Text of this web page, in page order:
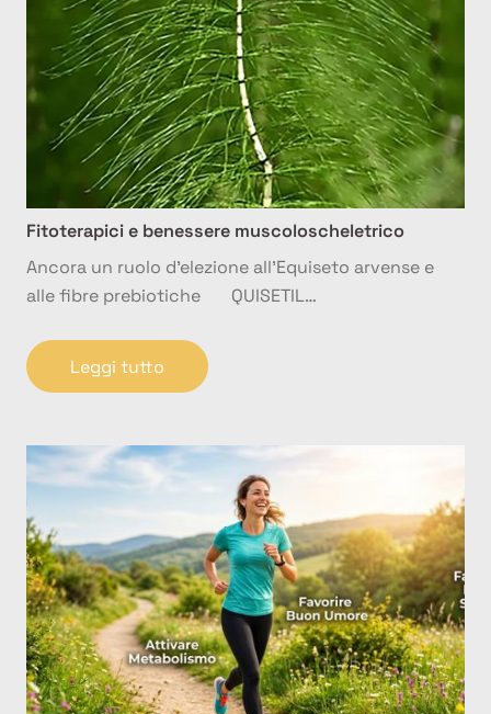
Fitoterapici e benessere muscoloscheletrico
Ancora un ruolo d’elezione all’Equiseto arvense e
alle fibre prebiotiche QUISETIL…
Leggi tutto